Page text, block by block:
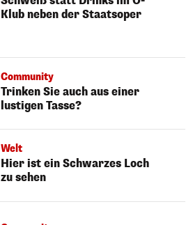
Klub neben der Staatsoper
Community
Trinken Sie auch aus einer
lustigen Tasse?
Welt
Hier ist ein Schwarzes Loch
zu sehen